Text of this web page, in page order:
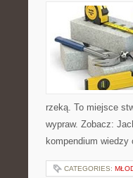
rzeką. To miejsce
wypraw. Zobacz:
kompendium
CATEGORIES: